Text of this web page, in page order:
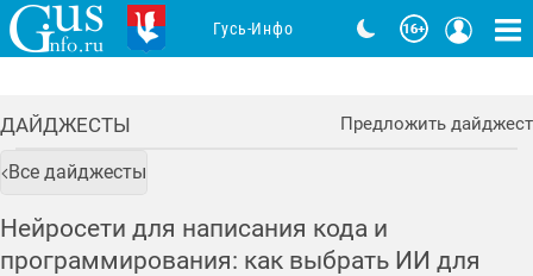
ДАЙДЖЕСТЫ Предложить дайджест
Все дайджесты
Нейросети для написания кода и
программирования: как выбрать ИИ для
Гусь-Инфо